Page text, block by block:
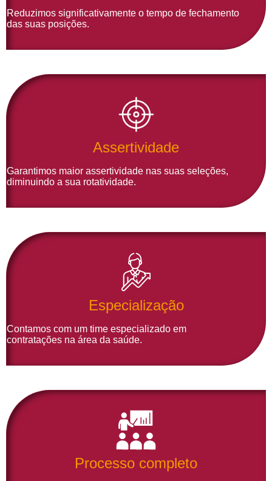
Reduzimos significativamente o tempo de fechamento
das suas posições.
Assertividade
Garantimos maior assertividade nas suas seleções,
diminuindo a sua rotatividade.
Especialização
Contamos com um time especializado em
contratações na área da saúde.
Processo completo